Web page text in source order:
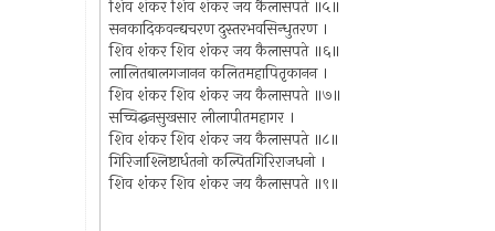
शिव शंकर शिव शंकर जय कैलासपते ॥५॥
सनकादिकवन्द्यचरण दुस्तरभवसिन्धुतरण ।
शिव शंकर शिव शंकर जय कैलासपते ॥६॥
लालितबालगजानन कलितमहापितृकानन ।
शिव शंकर शिव शंकर जय कैलासपते ॥७॥
सच्चिद्घनसुखसार लीलापीतमहागर ।
शिव शंकर शिव शंकर जय कैलासपते ॥८॥
गिरिजाश्लिष्टार्धतनो कल्पितगिरिराजधनो ।
शिव शंकर शिव शंकर जय कैलासपते ॥९॥